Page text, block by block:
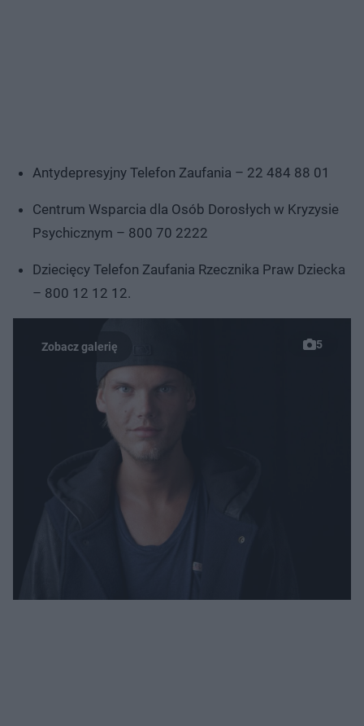
Antydepresyjny Telefon Zaufania – 22 484 88 01
Centrum Wsparcia dla Osób Dorosłych w Kryzysie
Psychicznym – 800 70 2222
Dziecięcy Telefon Zaufania Rzecznika Praw Dziecka
– 800 12 12 12.
5